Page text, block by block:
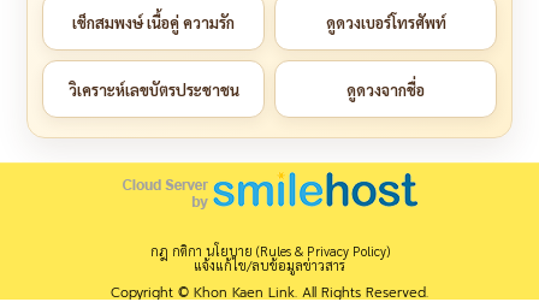
เช็กสมพงษ์ เนื้อคู่ ความรัก ดูดวงเบอร์โทรศัพท์
วิเคราะห์เลขบัตรประชาชน ดูดวงจากชื่อ
กฎ กติกา นโยบาย (Rules & Privacy Policy)
แจ้งแก้ไข/ลบข้อมูลข่าวสาร
Copyright © Khon Kaen Link. All Rights Reserved.